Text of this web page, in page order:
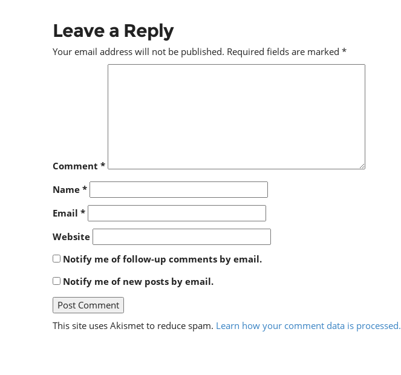
Leave a Reply
Your email address will not be published. Required fields are marked *
Comment *
Name *
Email *
Website
Notify me of follow-up comments by email.
Notify me of new posts by email.
This site uses Akismet to reduce spam. Learn how your comment data is processed.